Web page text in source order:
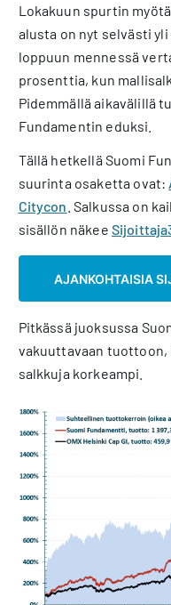
Lokakuun spurtin
alusta on nyt selvästi
loppuun mennessä
prosenttia, kun
Pidemmällä aikavälillä
Fundamentin eduksi.
Tällä hetkellä Suomi
suurinta osaketta ovat:
Citycon . Salkussa on
sisällön näkee
AJANKOHTAISIA
Pitkässä juoksussa
vakuuttavaan tuottoon,
salkkuja korkeampi.